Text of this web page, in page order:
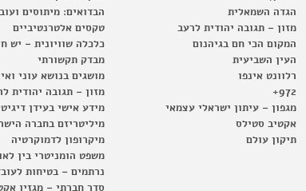
הגדה השמאלית
מזון – תגובה יהודית לרעב
המקום הכי חם בגיהנום
העין השביעית
רלוונט אינפו
972+
מגפון – עיתון ישראלי עצמאי
אקטיב סטילס
תיקון עולם
הבדואים: מיתוסים
טקסים אלטרנטיביים
כלכלה שוויונית – יש
מבדק תקשורתי
מושגים בנושא עוני
מזון – תגובה יהודית
מידע אישי בעידן
מיליטריזם בחברה
מיקרופון לדמוקרטיה
משפט הומניטרי בין
נרתמים – בטיחות
סדר חברתי – מגזין